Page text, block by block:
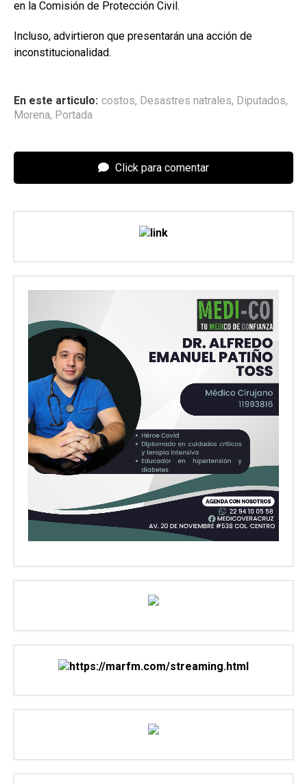
en la Comisión de Protección Civil.
Incluso, advirtieron que presentarán una acción de
inconstitucionalidad.
En este articulo: costos, Desastres natrales, Diputados,
Morena, Portada
Click para comentar